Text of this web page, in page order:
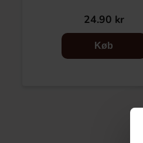
24.90 kr
Køb